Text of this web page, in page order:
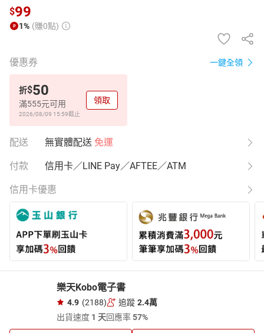
書】
$99
1% (賺0點)
優惠券 一鍵全領
折$50
滿555元可用
2026/08/09 15:59截止
領取
配送 無實體配送 免運
付款 信用卡／LINE Pay／AFTEE／ATM
信用卡優惠
樂天Kobo電子書
4.9 (2188) 追蹤 2.4萬
出貨速度 1 天回應率57%